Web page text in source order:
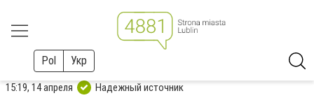
Pol Укр
15:19, 14 апреля Надежный источник